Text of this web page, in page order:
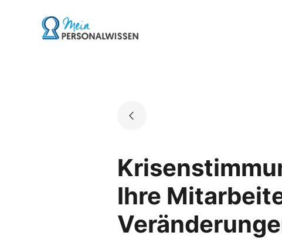
Go to landing page.
Ihre